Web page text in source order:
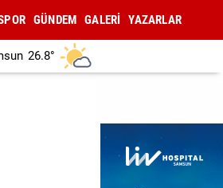
GÜNDEM GALERİ YAZARLAR
26.8°